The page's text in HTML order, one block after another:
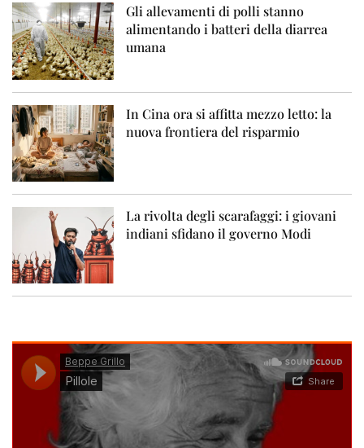
Gli allevamenti di polli stanno
alimentando i batteri della diarrea
umana
In Cina ora si affitta mezzo letto: la
nuova frontiera del risparmio
La rivolta degli scarafaggi: i giovani
indiani sfidano il governo Modi